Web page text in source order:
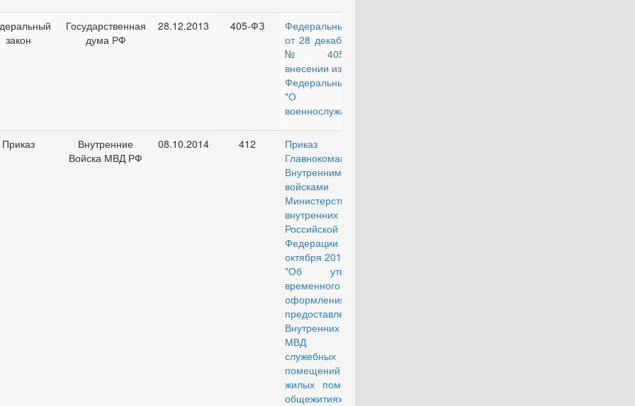
закон
Государственная
дума РФ
28.12.2013 405-ФЗ
Федеральный закон
от 28 декабря 2013 г.
№ 405-ФЗ "О
внесении изменений в
Федеральный закон
"О статусе
военнослужащих"
Приказ
Внутренние
Войска МВД РФ
08.10.2014 412
Приказ
Главнокомандующего
Внутренними
войсками
Министерства
внутренних дел
Российской
Федерации от 8
октября 2014 г. № 412
"Об утверждении
временного порядка
оформления и
предоставления во
Внутренних Войсках
МВД России
служебных жилых
помещений или
жилых помещений в
общежитиях"